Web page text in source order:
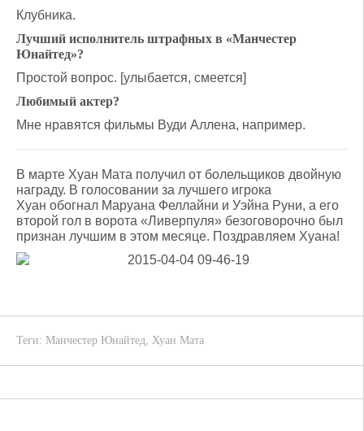
Клубника.
Лучший исполнитель штрафных в «Манчестер
Юнайтед»?
Простой вопрос. [улыбается, смеется]
Любимый актер?
Мне нравятся фильмы Вуди Аллена, например.
В марте Хуан Мата получил от болельщиков двойную
награду. В голосовании за лучшего игрока
Хуан обогнал Маруана Феллайни и Уэйна Руни, а его
второй гол в ворота «Ливерпуля» безоговорочно был
признан лучшим в этом месяце. Поздравляем Хуана!
Теги: Манчестер Юнайтед, Хуан Мата